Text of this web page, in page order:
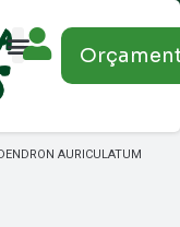
AURICULATUM